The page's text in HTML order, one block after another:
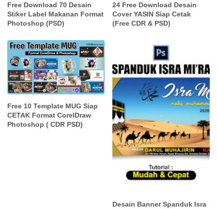
Free Download 70 Desain
Stiker Label Makanan Format
Photoshop (PSD)
24 Free Download Desain
Cover YASIN Siap Cetak
(Free CDR & PSD)
Free 10 Template MUG Siap
CETAK Format CorelDraw
Photoshop ( CDR PSD)
Desain Banner Spanduk Isra